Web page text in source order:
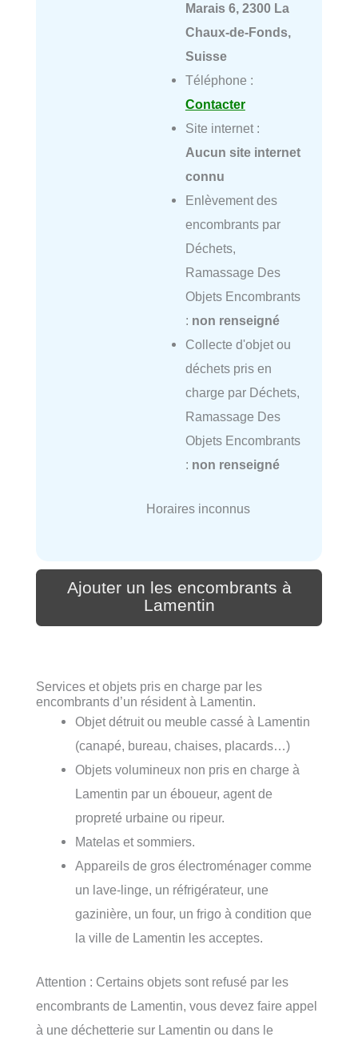
Marais 6, 2300 La
Chaux-de-Fonds,
Suisse
Téléphone :
Contacter
Site internet :
Aucun site internet
connu
Enlèvement des
encombrants par
Déchets,
Ramassage Des
Objets Encombrants
: non renseigné
Collecte d'objet ou
déchets pris en
charge par Déchets,
Ramassage Des
Objets Encombrants
: non renseigné
Horaires inconnus
Ajouter un les encombrants à
Lamentin
Services et objets pris en charge par les
encombrants d’un résident à Lamentin.
Objet détruit ou meuble cassé à Lamentin
(canapé, bureau, chaises, placards…)
Objets volumineux non pris en charge à
Lamentin par un éboueur, agent de
propreté urbaine ou ripeur.
Matelas et sommiers.
Appareils de gros électroménager comme
un lave-linge, un réfrigérateur, une
gazinière, un four, un frigo à condition que
la ville de Lamentin les acceptes.
Attention : Certains objets sont refusé par les
encombrants de Lamentin, vous devez faire appel
à une déchetterie sur Lamentin ou dans le